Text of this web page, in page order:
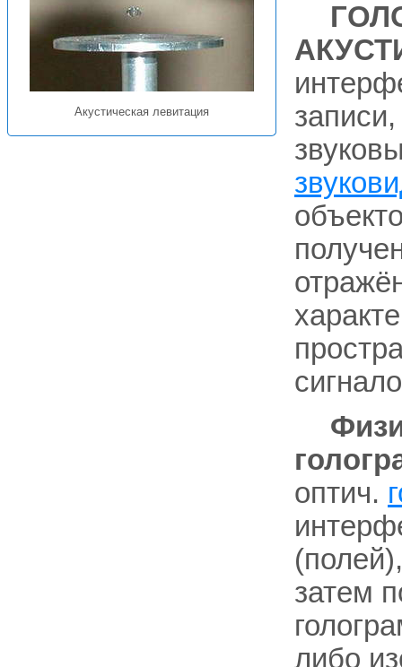
Акустическая левитация
оптич.
затем
либо